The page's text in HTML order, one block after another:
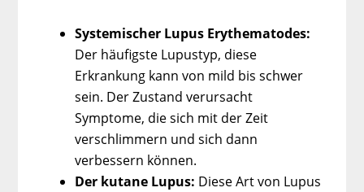
Systemischer Lupus Erythematodes:
Der häufigste Lupustyp, diese
Erkrankung kann von mild bis schwer
sein. Der Zustand verursacht
Symptome, die sich mit der Zeit
verschlimmern und sich dann
verbessern können.
Der kutane Lupus: Diese Art von Lupus